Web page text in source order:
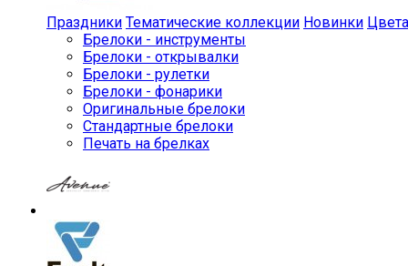
Праздники Тематические коллекции Новинки Цвета
Брелоки - инструменты
Брелоки - открывалки
Брелоки - рулетки
Брелоки - фонарики
Оригинальные брелоки
Стандартные брелоки
Печать на брелках